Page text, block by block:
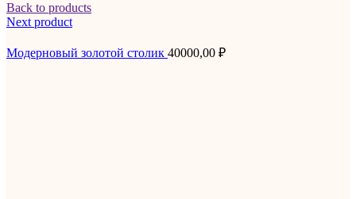
Back to products
Next product
Модерновый золотой столик 40000,00 ₽